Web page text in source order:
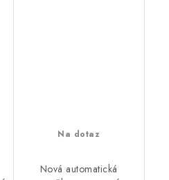
Na dotaz
Nová automatická